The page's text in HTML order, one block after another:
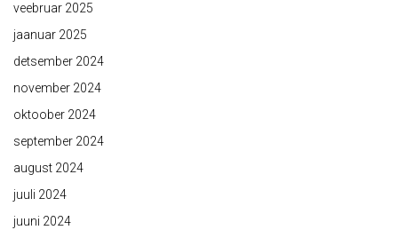
veebruar 2025
jaanuar 2025
detsember 2024
november 2024
oktoober 2024
september 2024
august 2024
juuli 2024
juuni 2024